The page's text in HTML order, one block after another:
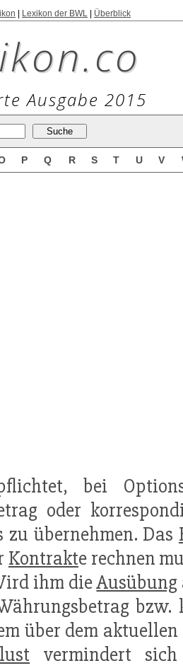
Lexikon der BWL Überblick
Ausgabe 2015
P Q R S T U V
bei
oder
zu übernehmen. Das
Kontrakte rechnen
ihm dieAusübung
bzw.
über dem aktuellen
vermindert